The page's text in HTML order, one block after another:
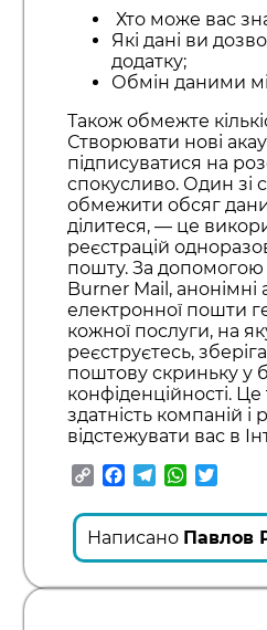
Хто може вас
Які дані ви
додатку;
Обмін даними
Також обмежте
Створювати нові
підписуватися на
спокусливо. Один зі
обмежити обсяг
ділитеся, — це
реєстрацій
пошту. За допомогою
Burner Mail, анонімні
електронної пошти
кожної послуги, на
реєструєтесь,
поштову скриньку у
конфіденційності.
здатність компаній і
відстежувати вас в
CopyFacebook
Telegram
Написано Павлов